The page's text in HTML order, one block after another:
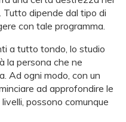
Tutto dipende dal tipo di
con tale programma.
a tutto tondo, lo studio
la persona che ne
Ad ogni modo, con un
ad approfondire le
possono comunque